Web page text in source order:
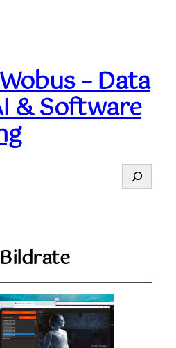
– Data
& Software
Suchen
Bildrate